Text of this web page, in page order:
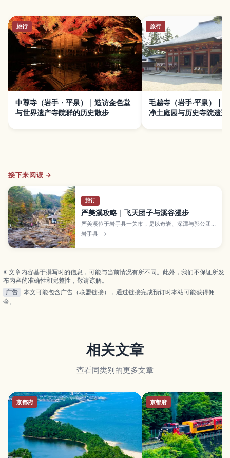
旅行
中尊寺（岩手・平泉）｜造访金色堂
与世界遗产寺院群的历史散步
旅行
毛越寺（岩手·平泉）｜
净土庭园与历史寺院遗迹
接下来阅读 →
旅行
严美溪攻略｜飞天团子与溪谷漫步
严美溪位于岩手县一关市，是以奇岩、深潭与郭公团
子（空中团子）闻名的溪谷名胜。本文整理御览场桥
看点、步道玩法与交通方式，适合自由行安排行程。
岩手县 →
※ 文章内容基于撰写时的信息，可能与当前情况有所不同。此外，我们不保证所发
布内容的准确性和完整性，敬请谅解。
广告
本文可能包含广告（联盟链接），通过链接完成预订时本站可能获得佣
金。
相关文章
查看同类别的更多文章
京都府 京都府